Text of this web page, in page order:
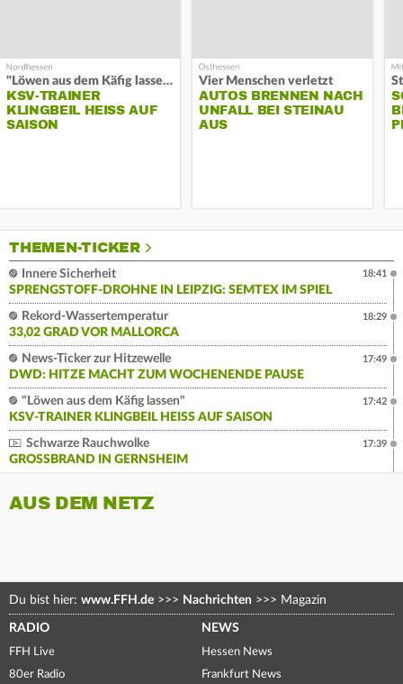
"Löwen aus dem Käfig lassen"
KSV-TRAINER
KLINGBEIL HEISS AUF S
AISON
Vier Menschen verletzt
AUTOS BRENNEN NACH
UNFALL BEI STEINAU
AUS
THEMEN-TICKER
Innere Sicherheit
SPRENGSTOFF-DROHNE IN LEIPZIG: SEMTEX IM SPIEL
18:41
Rekord-Wassertemperatur
33,02 GRAD VOR MALLORCA
18:29
News-Ticker zur Hitzewelle
DWD: HITZE MACHT ZUM WOCHENENDE PAUSE
17:49
"Löwen aus dem Käfig lassen"
KSV-TRAINER KLINGBEIL HEISS AUF SAISON
17:42
Schwarze Rauchwolke
GROSSBRAND IN GERNSHEIM
17:39
AUS DEM NETZ
Du bist hier: www.FFH.de >>> Nachrichten >>> Magazin
RADIO
FFH Live
80er Radio
NEWS
Hessen News
Frankfurt News